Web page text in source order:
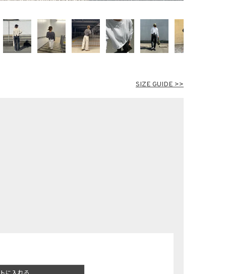
SIZE GUIDE >>